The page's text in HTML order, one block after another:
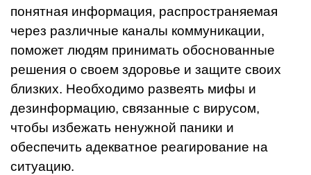
понятная информация, распространяемая
через различные каналы коммуникации,
поможет людям принимать обоснованные
решения о своем здоровье и защите своих
близких. Необходимо развеять мифы и
дезинформацию, связанные с вирусом,
чтобы избежать ненужной паники и
обеспечить адекватное реагирование на
ситуацию.